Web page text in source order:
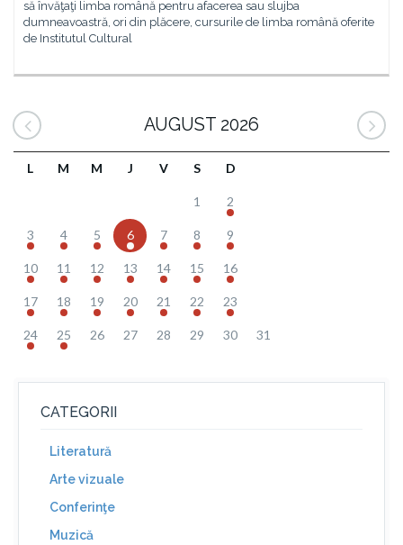
să învăţaţi limba română pentru afacerea sau slujba
dumneavoastră, ori din plăcere, cursurile de limba română oferite
de Institutul Cultural
AUGUST 2026
L M M J V S D
1 2
3 4 5 6 7 8 9
10 11 12 13 14 15 16
17 18 19 20 21 22 23
24 25 26 27 28 29 30 31
CATEGORII
Literatură
Arte vizuale
Conferinţe
Muzică